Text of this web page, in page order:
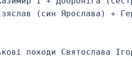
(син Ярослава) +
походи Святослава